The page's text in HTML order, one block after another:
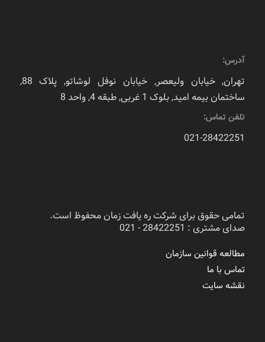
آدرس:
تهران, خیابان ولیعصر, خیابان نوفل لوشاتو, پلاک 88,
ساختمان بیمه امید, بلوک 1 غربی, طبقه 4, واحد 8
تلفن تماس:
021-28422251
تمامی حقوق برای شرکت ره یافت زمان محفوظ است.
صدای مشتری : 28422251 - 021
مطالعه قوانین سازمان
تماس با ما
نقشه سایت